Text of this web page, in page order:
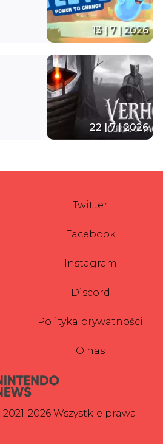
13 | 7 | 2026
22 | 7 | 2026
2026 Wszystkie prawa
Twitter
Facebook
Instagram
Discord
Polityka prywatności
O nas